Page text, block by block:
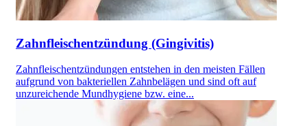
Zahnfleischentzündung (Gingivitis)
Zahnfleischentzündungen entstehen in den meisten Fällen
aufgrund von bakteriellen Zahnbelägen und sind oft auf
unzureichende Mundhygiene bzw. eine...